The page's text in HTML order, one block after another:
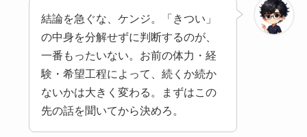
結論を急ぐな、ケンジ。「きつい」
の中身を分解せずに判断するのが、
一番もったいない。お前の体力・経
験・希望工程によって、続くか続か
ないかは大きく変わる。まずはこの
先の話を聞いてから決めろ。